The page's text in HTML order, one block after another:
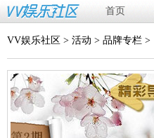
首页
VV娱乐社区 > 活动 > 品牌专栏 >